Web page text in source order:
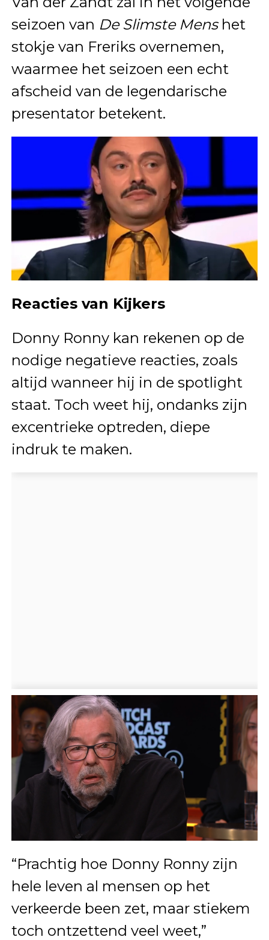
seizoen van De Slimste Menshet
stokje van Freriks overnemen,
waarmee het seizoen een echt
afscheid van de legendarische
presentator betekent.
Reacties van Kijkers
Donny Ronny kan rekenen op de
nodige negatieve reacties, zoals
altijd wanneer hij in de spotlight
staat. Toch weet hij, ondanks zijn
excentrieke optreden, diepe
indruk te maken.
“Prachtig hoe Donny Ronny zijn
hele leven al mensen op het
verkeerde been zet, maar stiekem
toch ontzettend veel weet,”